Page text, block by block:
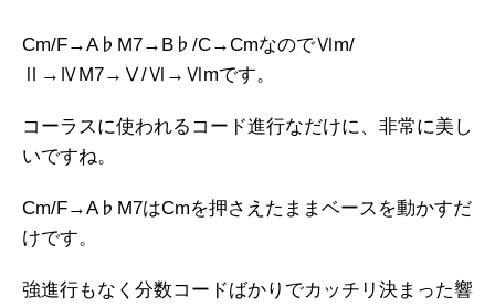
Cm/F→A♭M7→B♭/C→CmなのでⅥm/
Ⅱ→ⅣM7→Ⅴ/Ⅵ→Ⅵmです。
コーラスに使われるコード進行なだけに、非常に美し
いですね。
Cm/F→A♭M7はCmを押さえたままベースを動かすだ
けです。
強進行もなく分数コードばかりでカッチリ決まった響